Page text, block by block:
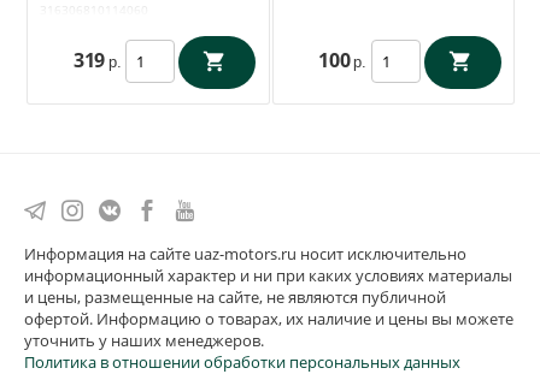
319 р. 100 р.
Информация на сайте uaz-motors.ru носит исключительно
информационный характер и ни при каких условиях материалы
и цены, размещенные на сайте, не являются публичной
офертой. Информацию о товарах, их наличие и цены вы можете
уточнить у наших менеджеров.
Политика в отношении обработки персональных данных